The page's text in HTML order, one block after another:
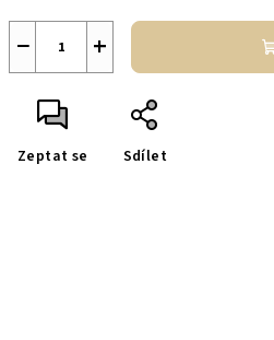
+
−
Zeptat se Sdílet